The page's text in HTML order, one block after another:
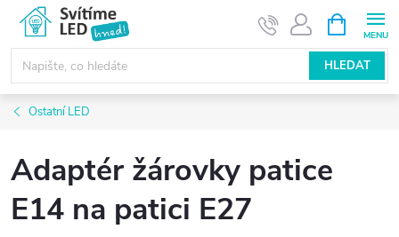
obsah
HLEDAT
NÁKUPNÍ
KOŠÍK
Ostatní LED
Adaptér žárovky patice
E14 na patici E27